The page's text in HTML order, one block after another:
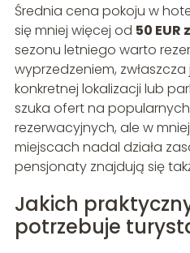
Średnia cena pokoju w
się mniej więcej od 50 EUR
sezonu letniego warto
wyprzedzeniem, zwłaszcza
konkretnej lokalizacji lub
szuka ofert na
rezerwacyjnych, ale w
miejscach nadal działa
pensjonaty znajdują się
Jakich
potrzebuje